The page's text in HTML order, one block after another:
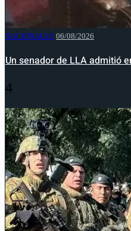
NACIONALES 06/08/2026
Un senador de LLA admitió
4